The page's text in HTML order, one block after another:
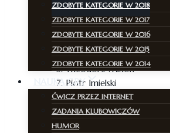
ZDOBYTE KATEGORIE W 2018
ZDOBYTE KATEGORIE W 2017
ZDOBYTE KATEGORIE W 2016
ZDOBYTE KATEGORIE W 2015
ZDOBYTE KATEGORIE W 2014
NAUKA GRY
ĆWICZ PRZEZ INTERNET
ZADANIA KLUBOWICZÓW
HUMOR
Stanisław Oszmiański
Stefan Kumor
Piotr Gandys
Feliks Rutkowski
Theodore Mixon
Piotr Imielski
Mikołaj Zdankiewicz-Gryzik
Antoni Grabarczyk
Emir Fridun-Zade